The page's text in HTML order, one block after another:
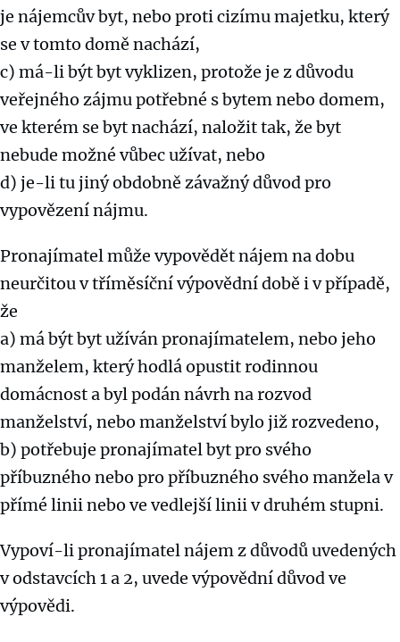
je nájemcův byt, nebo proti cizímu majetku, který
se v tomto domě nachází,
c) má-li být byt vyklizen, protože je z důvodu
veřejného zájmu potřebné s bytem nebo domem,
ve kterém se byt nachází, naložit tak, že byt
nebude možné vůbec užívat, nebo
d) je-li tu jiný obdobně závažný důvod pro
vypovězení nájmu.
Pronajímatel může vypovědět nájem na dobu
neurčitou v tříměsíční výpovědní době i v případě,
že
a) má být byt užíván pronajímatelem, nebo jeho
manželem, který hodlá opustit rodinnou
domácnost a byl podán návrh na rozvod
manželství, nebo manželství bylo již rozvedeno,
b) potřebuje pronajímatel byt pro svého
příbuzného nebo pro příbuzného svého manžela v
přímé linii nebo ve vedlejší linii v druhém stupni.
Vypoví-li pronajímatel nájem z důvodů uvedených
v odstavcích 1 a 2, uvede výpovědní důvod ve
výpovědi.